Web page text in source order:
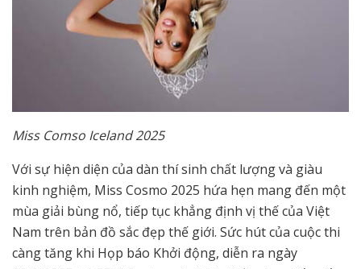
Miss Comso Iceland 2025
Với sự hiện diện của dàn thí sinh chất lượng và giàu
kinh nghiệm, Miss Cosmo 2025 hứa hẹn mang đến một
mùa giải bùng nổ, tiếp tục khẳng định vị thế của Việt
Nam trên bản đồ sắc đẹp thế giới. Sức hút của cuộc thi
càng tăng khi Họp báo Khởi động, diễn ra ngày